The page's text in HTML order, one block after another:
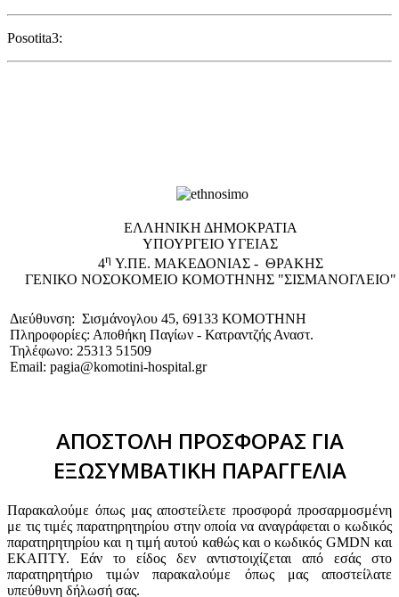
Posotita3:
EΛΛΗΝΙΚΗ ΔΗΜΟΚΡΑΤΙΑ
ΥΠΟΥΡΓΕΙΟ ΥΓΕΙΑΣ
4η Υ.ΠΕ. ΜΑΚΕΔΟΝΙΑΣ - ΘΡΑΚΗΣ
ΓΕΝΙΚΟ NΟΣΟΚΟΜΕΙΟ ΚΟΜΟΤΗΝΗΣ "ΣΙΣΜΑΝΟΓΛΕΙΟ"
Διεύθυνση: Σισμάνογλου 45, 69133 ΚΟΜΟΤΗΝΗ
Πληροφορίες: Αποθήκη Παγίων - Κατραντζής Αναστ.
Τηλέφωνο: 25313 51509
Email: pagia@komotini-hospital.gr
ΑΠΟΣΤΟΛΗ ΠΡΟΣΦΟΡΑΣ ΓΙΑ
ΕΞΩΣΥΜΒΑΤΙΚΗ ΠΑΡΑΓΓΕΛΙΑ
Παρακαλούμε όπως μας αποστείλετε προσφορά προσαρμοσμένη
με τις τιμές παρατηρητηρίου στην οποία να αναγράφεται ο κωδικός
παρατηρητηρίου και η τιμή αυτού καθώς και ο κωδικός GMDN και
ΕΚΑΠΤΥ. Εάν το είδος δεν αντιστοιχίζεται από εσάς στο
παρατηρητήριο τιμών παρακαλούμε όπως μας αποστείλατε
υπεύθυνη δήλωσή σας.